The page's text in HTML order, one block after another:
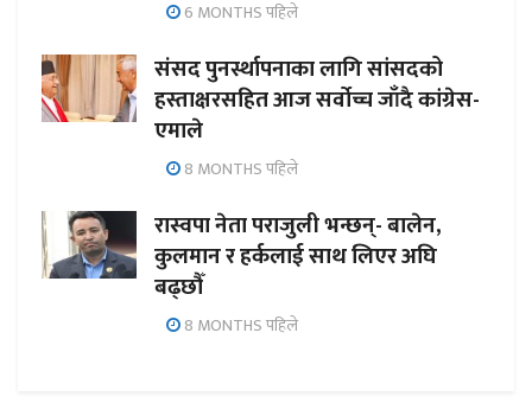
6 MONTHS पहिले
संसद पुनर्स्थापनाका लागि सांसदको
हस्ताक्षरसहित आज सर्वोच्च जाँदै कांग्रेस-
एमाले
8 MONTHS पहिले
रास्वपा नेता पराजुली भन्छन्- बालेन,
कुलमान र हर्कलाई साथ लिएर अघि
बढ्छौँ
8 MONTHS पहिले